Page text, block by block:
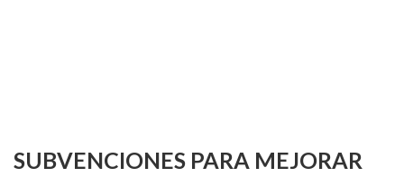
SUBVENCIONES PARA MEJORAR